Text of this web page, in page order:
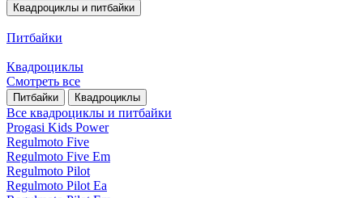
Квадроциклы и питбайки
Питбайки
Квадроциклы
Смотреть все
Питбайки Квадроциклы
Все квадроциклы и питбайки
Progasi Kids Power
Regulmoto Five
Regulmoto Five Em
Regulmoto Pilot
Regulmoto Pilot Ea